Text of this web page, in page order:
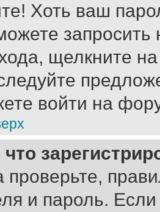
Хоть ваш
щелкните
войти на
проверьте,
и пароль.